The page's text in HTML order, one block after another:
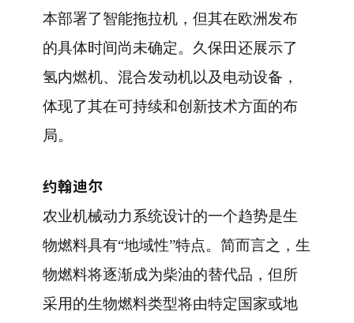
本部署了智能拖拉机，但其在欧洲发布
的具体时间尚未确定。久保田还展示了
氢内燃机、混合发动机以及电动设备，
体现了其在可持续和创新技术方面的布
局。
约翰迪尔
农业机械动力系统设计的一个趋势是生
物燃料具有“地域性”特点。简而言之，生
物燃料将逐渐成为柴油的替代品，但所
采用的生物燃料类型将由特定国家或地